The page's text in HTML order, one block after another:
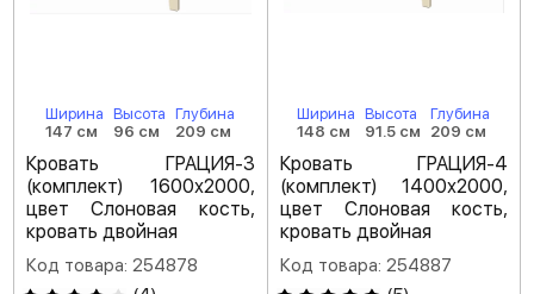
Ширина
147 см
Высота
96 см
Глубина
209 см
Кровать ГРАЦИЯ-3
(комплект) 1600х2000,
цвет Слоновая кость,
кровать двойная
Код товара: 254878
Ширина
148 см
Высота
91.5 см
Глубина
209 см
Кровать ГРАЦИЯ-4
(комплект) 1400х2000,
цвет Слоновая кость,
кровать двойная
Код товара: 254887